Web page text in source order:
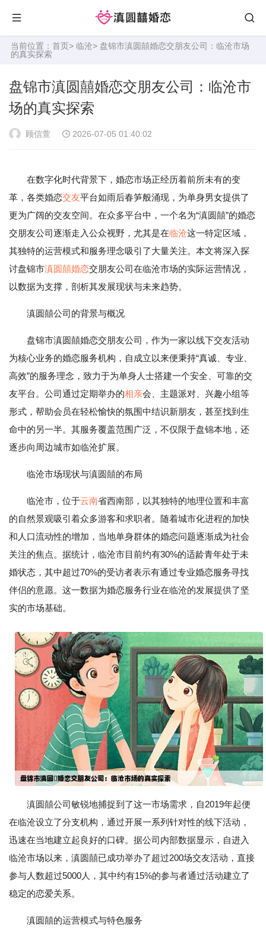
当前位置： 首页> 临沧> 盘锦市滇圆囍婚恋交朋友公司：临沧市场
的真实探索
盘锦市滇圆囍婚恋交朋友公司：临沧市
场的真实探索
顾信萱 2026-07-05 01:40:02
在数字化时代背景下，婚恋市场正经历着前所未有的变
革，各类婚恋交友平台如雨后春笋般涌现，为单身男女提供了
更为广阔的交友空间。在众多平台中，一个名为“滇圆囍”的婚恋
交朋友公司逐渐走入公众视野，尤其是在临沧这一特定区域，
其独特的运营模式和服务理念吸引了大量关注。本文将深入探
讨盘锦市滇圆囍婚恋交朋友公司在临沧市场的实际运营情况，
以数据为支撑，剖析其发展现状与未来趋势。
滇圆囍公司的背景与概况
盘锦市滇圆囍婚恋交朋友公司，作为一家以线下交友活动
为核心业务的婚恋服务机构，自成立以来便秉持“真诚、专业、
高效”的服务理念，致力于为单身人士搭建一个安全、可靠的交
友平台。公司通过定期举办的相亲会、主题派对、兴趣小组等
形式，帮助会员在轻松愉快的氛围中结识新朋友，甚至找到生
命中的另一半。其服务覆盖范围广泛，不仅限于盘锦本地，还
逐步向周边城市如临沧扩展。
临沧市场现状与滇圆囍的布局
临沧市，位于云南省西南部，以其独特的地理位置和丰富
的自然景观吸引着众多游客和求职者。随着城市化进程的加快
和人口流动性的增加，当地单身群体的婚恋问题逐渐成为社会
关注的焦点。据统计，临沧市目前约有30%的适龄青年处于未
婚状态，其中超过70%的受访者表示有通过专业婚恋服务寻找
伴侣的意愿。这一数据为婚恋服务行业在临沧的发展提供了坚
实的市场基础。
滇圆囍公司敏锐地捕捉到了这一市场需求，自2019年起便
在临沧设立了分支机构，通过开展一系列针对性的线下活动，
迅速在当地建立起良好的口碑。据公司内部数据显示，自进入
临沧市场以来，滇圆囍已成功举办了超过200场交友活动，直接
参与人数超过5000人，其中约有15%的参与者通过活动建立了
稳定的恋爱关系。
滇圆囍的运营模式与特色服务